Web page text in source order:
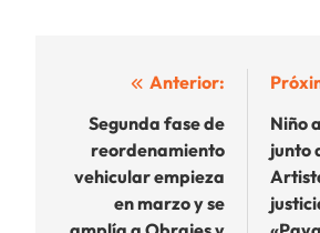
Navegación
entradas
Anterior:
Segunda fase de
reordenamiento
vehicular empieza
en marzo y se
Niño
junto